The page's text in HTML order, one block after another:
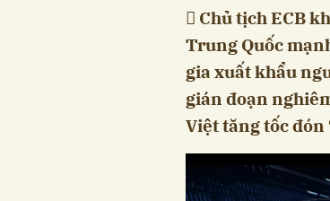
 Chủ tịch ECB
Trung Quốc
gia xuất khẩu
gián đoạn
Việt tăng tốc